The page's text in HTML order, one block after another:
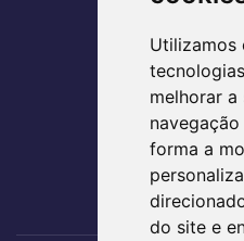
Utilizamos
melhorar a
forma a
do site e
ACESSE AS